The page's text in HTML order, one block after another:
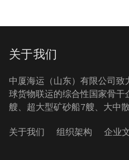
关于我们
中厦海运（山东）有限公司致
球货物联运的综合性国家骨
艘、超大型矿砂船7艘、大中
关于我们 组织架构 企业